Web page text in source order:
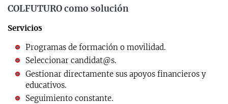
COLFUTURO como solución
Servicios
Programas de formación o movilidad.
Seleccionar candidat@s.
Gestionar directamente sus apoyos financieros y
educativos.
Seguimiento constante.